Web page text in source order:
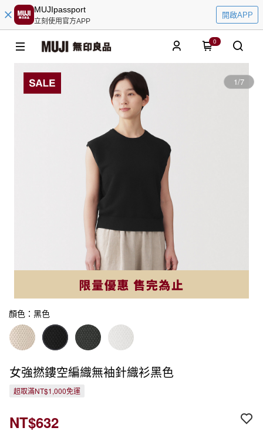
MUJIpassport
立刻使用官方APP
開啟APP
0
1/7
顏色：黑色
女強撚鏤空編織無袖針織衫黑色
超取滿NT$1,000免運
NT$632